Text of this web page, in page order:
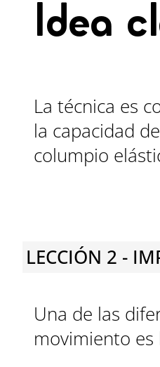
Idea
La técnica es
la capacidad
columpio
LECCIÓN 2 -
Una de las
movimiento